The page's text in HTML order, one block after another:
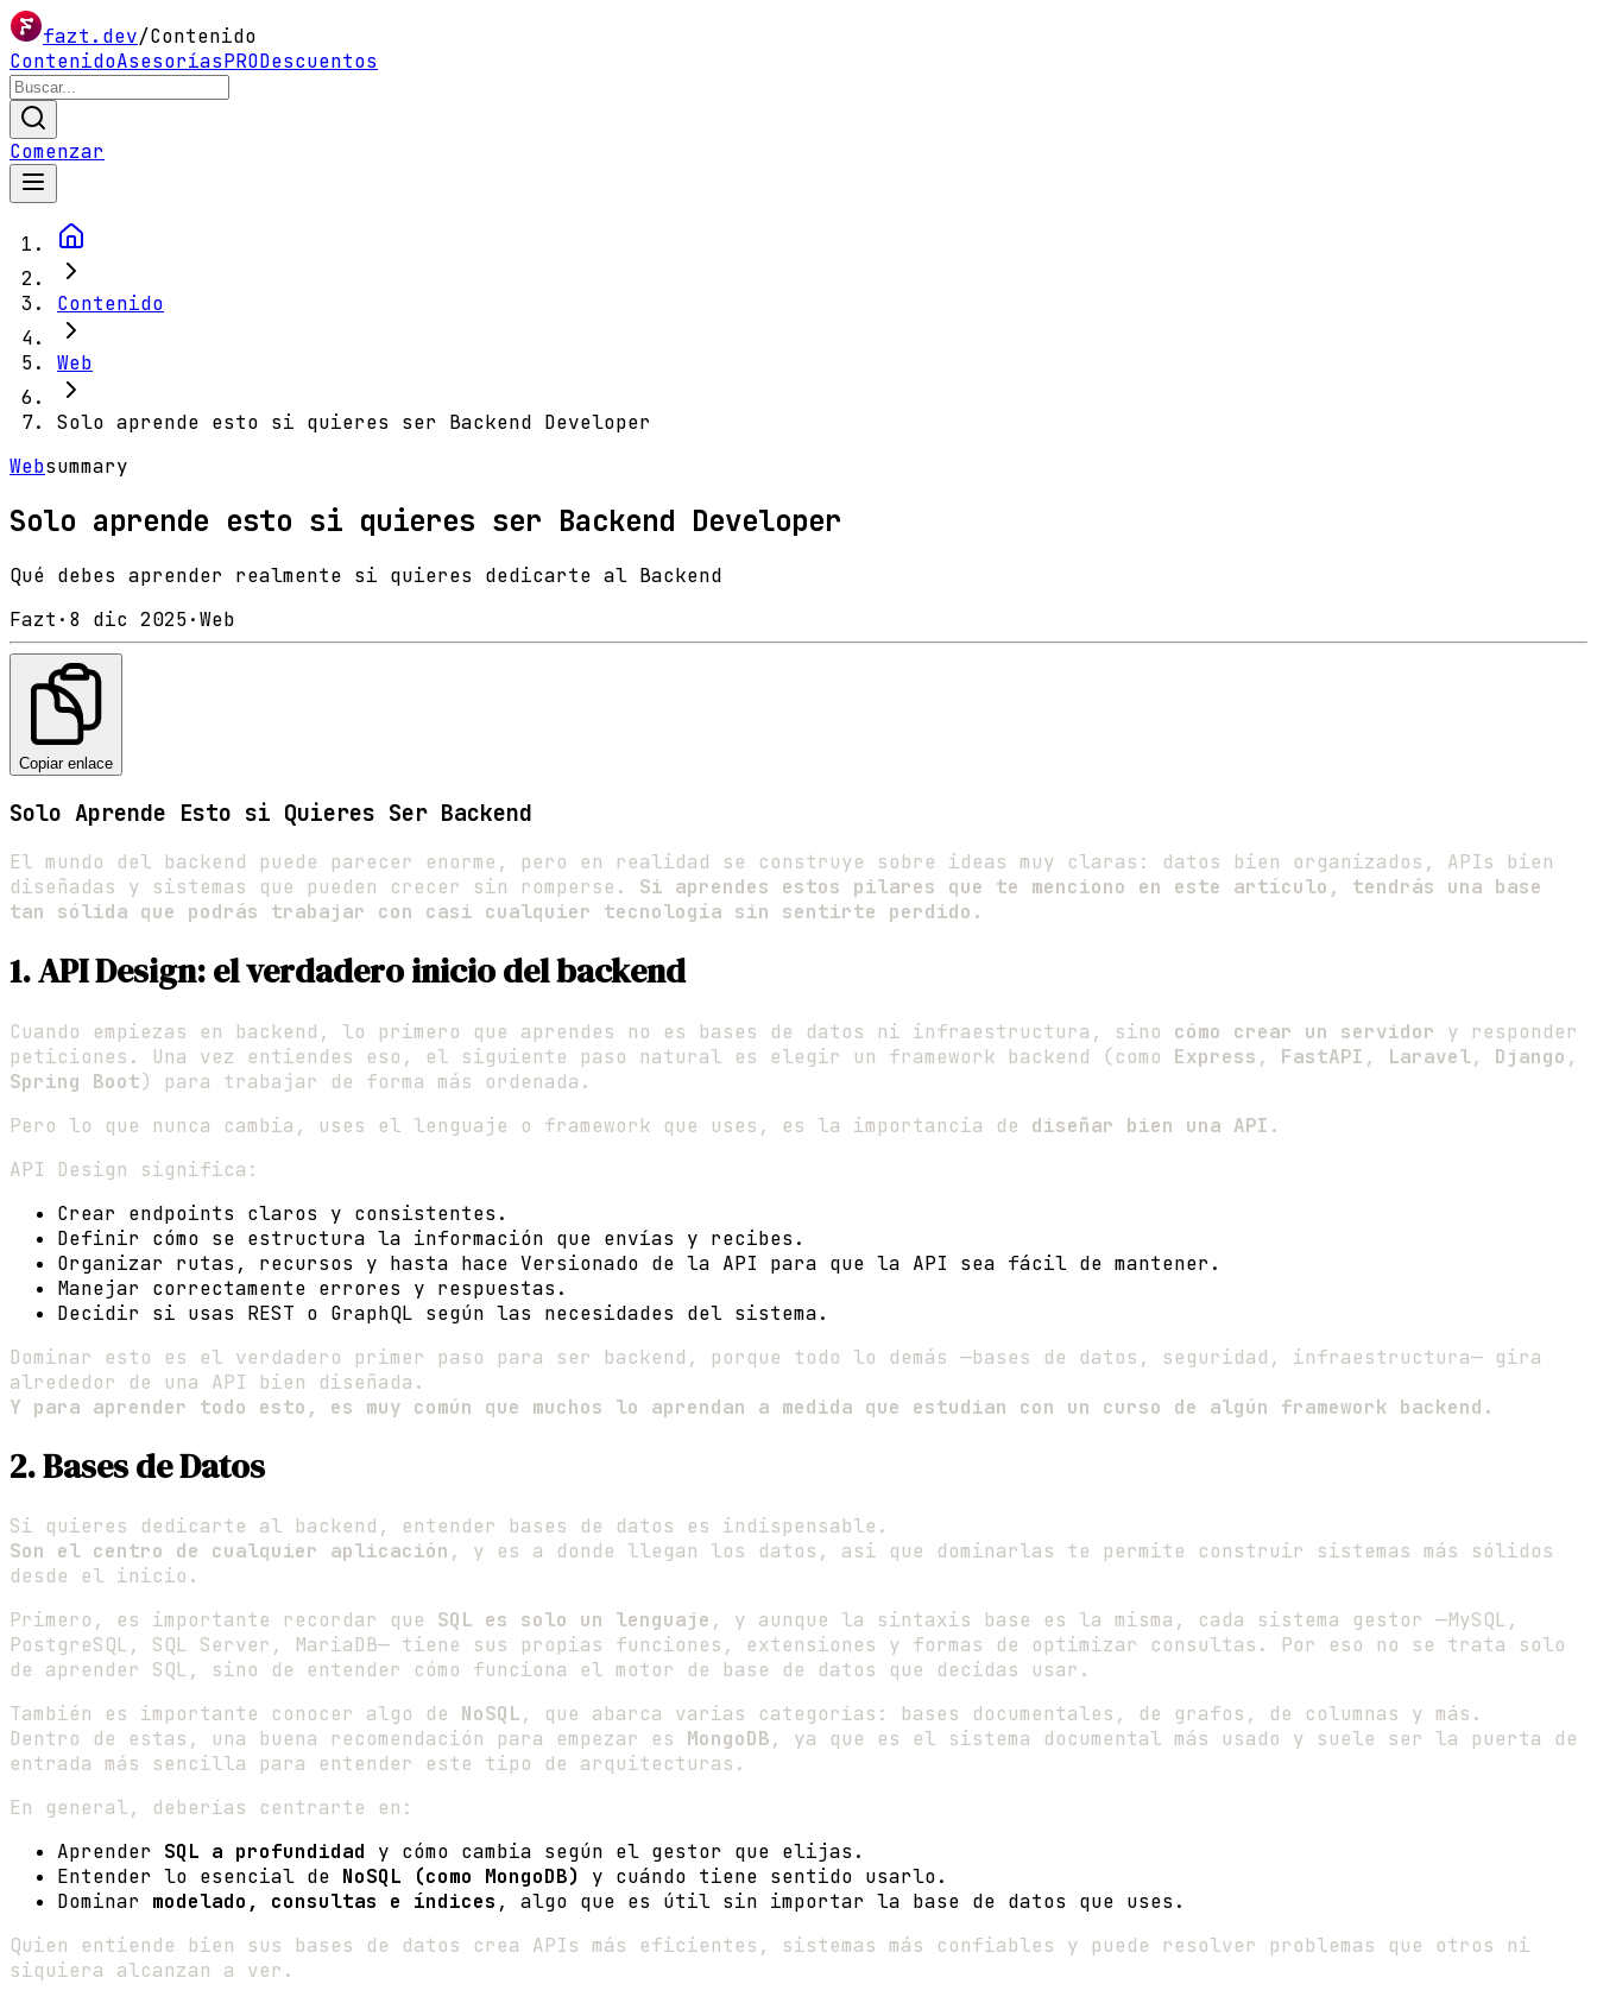
fazt.dev/Contenido
ContenidoAsesoríasPRODescuentos
Comenzar
Contenido
Web
Solo aprende esto si quieres ser Backend Developer
Websummary
Solo aprende esto si quieres ser Backend Developer
Qué debes aprender realmente si quieres dedicarte al Backend
Fazt · 8 dic 2025·Web
Copiar enlace
Solo Aprende Esto si Quieres Ser Backend
El mundo del backend puede parecer enorme, pero en realidad se construye sobre ideas muy claras: datos bien organizados, APIs bien
diseñadas y sistemas que pueden crecer sin romperse. Si aprendes estos pilares que te menciono en este artículo, tendrás una base
tan sólida que podrás trabajar con casi cualquier tecnología sin sentirte perdido.
1. API Design: el verdadero inicio del backend
Cuando empiezas en backend, lo primero que aprendes no es bases de datos ni infraestructura, sino cómo crear un servidor y responder
peticiones. Una vez entiendes eso, el siguiente paso natural es elegir un framework backend (como Express , FastAPI , Laravel, Django ,
Spring Boot) para trabajar de forma más ordenada.
Pero lo que nunca cambia, uses el lenguaje o framework que uses, es la importancia de diseñar bien una API .
API Design significa:
Crear endpoints claros y consistentes.
Definir cómo se estructura la información que envías y recibes.
Organizar rutas, recursos y hasta hace Versionado de la API para que la API sea fácil de mantener.
Manejar correctamente errores y respuestas.
Decidir si usas REST o GraphQL según las necesidades del sistema.
Dominar esto es el verdadero primer paso para ser backend, porque todo lo demás —bases de datos, seguridad, infraestructura— gira
alrededor de una API bien diseñada.
Y para aprender todo esto, es muy común que muchos lo aprendan a medida que estudian con un curso de algún framework backend.
2. Bases de Datos
Si quieres dedicarte al backend, entender bases de datos es indispensable.
Son el centro de cualquier aplicación , y es a donde llegan los datos, asi que dominarlas te permite construir sistemas más sólidos
desde el inicio.
Primero, es importante recordar que SQL es solo un lenguaje , y aunque la sintaxis base es la misma, cada sistema gestor —MySQL,
PostgreSQL, SQL Server, MariaDB— tiene sus propias funciones, extensiones y formas de optimizar consultas. Por eso no se trata solo
de aprender SQL, sino de entender cómo funciona el motor de base de datos que decidas usar.
También es importante conocer algo de NoSQL, que abarca varias categorías: bases documentales, de grafos, de columnas y más.
Dentro de estas, una buena recomendación para empezar es MongoDB, ya que es el sistema documental más usado y suele ser la puerta de
entrada más sencilla para entender este tipo de arquitecturas.
En general, deberías centrarte en:
Aprender SQL a profundidad y cómo cambia según el gestor que elijas.
Entender lo esencial de NoSQL (como MongoDB)
y cuándo tiene sentido usarlo.
Dominar modelado, consultas e índices , algo que es útil sin importar la base de datos que uses.
Quien entiende bien sus bases de datos crea APIs más eficientes, sistemas más confiables y puede resolver problemas que otros ni
siquiera alcanzan a ver.